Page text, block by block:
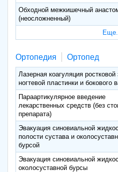
Обходной межкишечный
(неосложненный)
Еще...
Ортопедия Ортопед
Лазерная коагуляция ростковой
ногтевой пластинки и бокового
Параартикулярное введение
лекарственных средств (без
препарата)
Эвакуация синовиальной
полости сустава и
бурсой
Эвакуация синовиальной
околосуставной бурсы